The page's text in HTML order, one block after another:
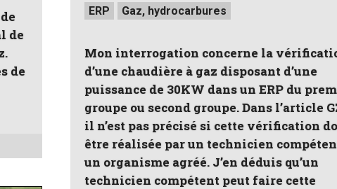
de
de
Posted
inERP Gaz, hydrocarbures
Mon interrogation concerne la
d’une chaudière à gaz disposant d’une
puissance de 30KW dans un ERP du
groupe ou second groupe. Dans l’article
il n’est pas précisé si cette vérification
être réalisée par un technicien
un organisme agréé. J’en déduis qu’un
technicien compétent peut faire cette